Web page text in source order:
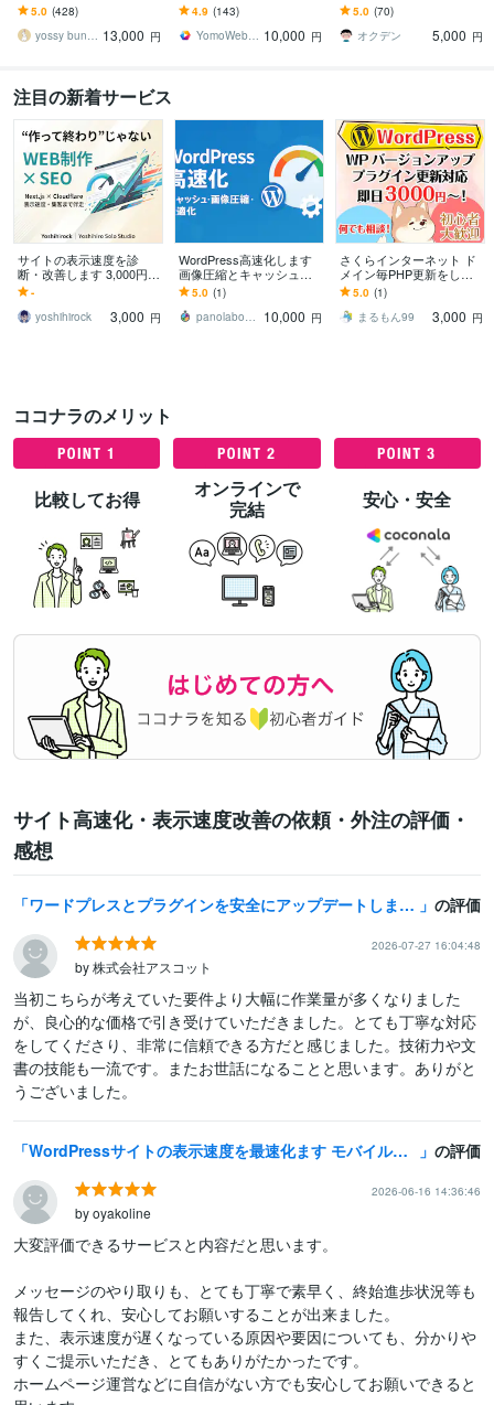
geSpeed Insights モバイ
ル100点の実績
5.0 (428)
yossy bunny 13,000 円
ル速度100点獲得のプロが
PageSpeed“爆速化”
4.9 (143)
YomoWebbDesign 10,000 円
します WordPressの更
新、PHPのバージョンア
ップ対応可能
5.0 (70)
オクデン
5,000 円
注目の新着サービス
サイトの表示速度を診
断・改善します 3,000円｜
お客様は「重い」と言わ
ずに帰っています
-
yoshihirock
3,000 円
WordPress高速化します
画像圧縮とキャッシュで
表示速度を改善し離脱を
抑制します
5.0 (1)
panolabo｜AI×Web×アプリ
10,000 円
さくらインターネット ド
メイン毎PHP更新をしま
す マルチドメインサイト
のサイト毎でのPHP更
新、設定致します！
5.0 (1)
まるもん99
3,000 円
ココナラのメリット
比較してお得
オンラインで
完結
安心・安全
サイト高速化・表示速度改善の依頼・外注の評価・
感想
ワードプレスとプラグインを安全にアップデートします WordPressの更新、PHPのバージョンアップ対応可能 の評価
2026-07-27 16:04:48
by 株式会社アスコット
当初こちらが考えていた要件より大幅に作業量が多くなりました
が、良心的な価格で引き受けていただきました。とても丁寧な対応
をしてくださり、非常に信頼できる方だと感じました。技術力や文
書の技能も一流です。またお世話になることと思います。ありがと
うございました。
WordPressサイトの表示速度を最速化ます モバイル速度100点獲得のプロがPageSpeed“爆速化” の評価
2026-06-16 14:36:46
by oyakoline
大変評価できるサービスと内容だと思います。
メッセージのやり取りも、とても丁寧で素早く、終始進歩状況等も
報告してくれ、安心してお願いすることが出来ました。
また、表示速度が遅くなっている原因や要因についても、分かりや
すくご提示いただき、とてもありがたかったです。
ホームページ運営などに自信がない方でも安心してお願いできると